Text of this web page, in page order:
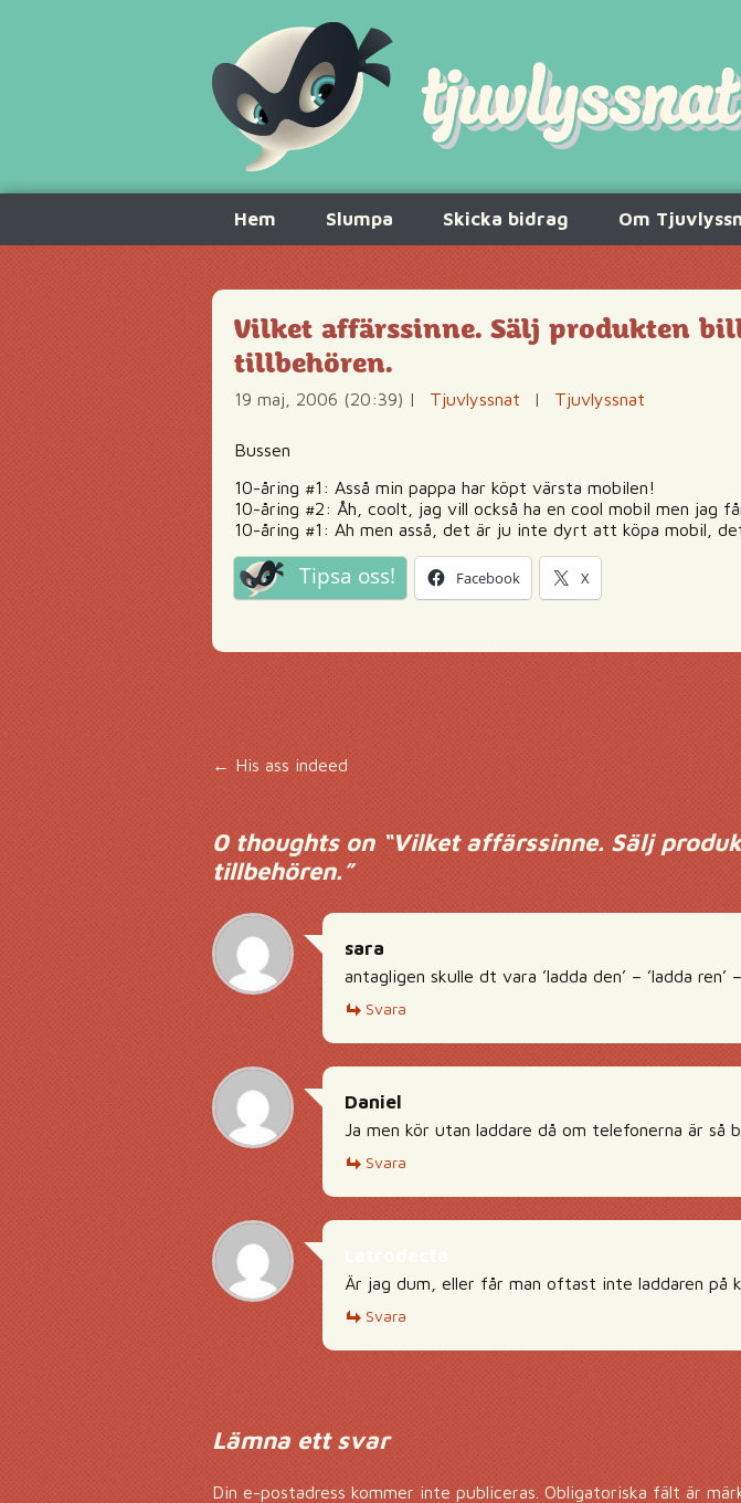
innehåll
Hem Slumpa Skicka bidrag Om
Vilket affärssinne. Sälj produkten
tillbehören.
19 maj, 2006 (20:39) | Tjuvlyssnat | Tjuvlyssnat
Bussen
10-åring #1: Asså min pappa har köpt värsta mobilen!
10-åring #2: Åh, coolt, jag vill också ha en cool mobil men jag
10-åring #1: Ah men asså, det är ju inte dyrt att köpa mobil,
Tipsa oss! Facebook X
Inläggsnavigering
← His ass indeed
0 thoughts on “Vilket affärssinne. Sälj
tillbehören.”
sara
antagligen skulle dt vara ’ladda den’ – ’ladda
Svara
Daniel
Ja men kör utan laddare då om telefonerna är
Svara
Är jag dum, eller får man oftast inte laddaren på
Svara
Lämna ett svar
Din e-postadress kommer inte publiceras. Obligatoriska fält är